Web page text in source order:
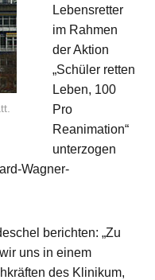
Lebensretter
im Rahmen
der Aktion
„Schüler retten
Leben, 100
Pro
Reanimation“
unterzogen
Wagner-
berichten: „Zu
uns in einem
des Klinikum,